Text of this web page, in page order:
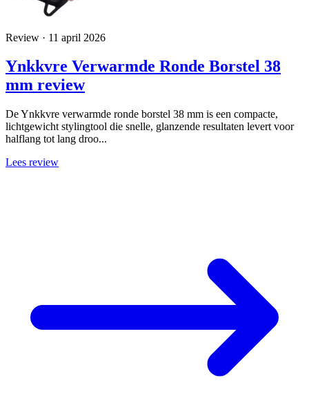
Review · 11 april 2026
Ynkkvre Verwarmde Ronde Borstel 38
mm review
De Ynkkvre verwarmde ronde borstel 38 mm is een compacte,
lichtgewicht stylingtool die snelle, glanzende resultaten levert voor
halflang tot lang droo...
Lees review